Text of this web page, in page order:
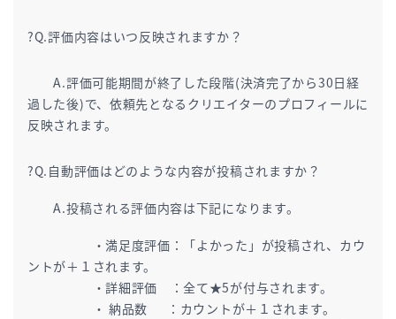
?Q.評価内容はいつ反映されますか？
A.評価可能期間が終了した段階(決済完了から30日経
過した後)で、依頼先となるクリエイターのプロフィールに
反映されます。
?Q.自動評価はどのような内容が投稿されますか？
A.投稿される評価内容は下記になります。
・満足度評価：「よかった」が投稿され、カウ
ントが＋１されます。
・詳細評価 ：全て★5が付与されます。
・ 納品数 ：カウントが＋１されます。